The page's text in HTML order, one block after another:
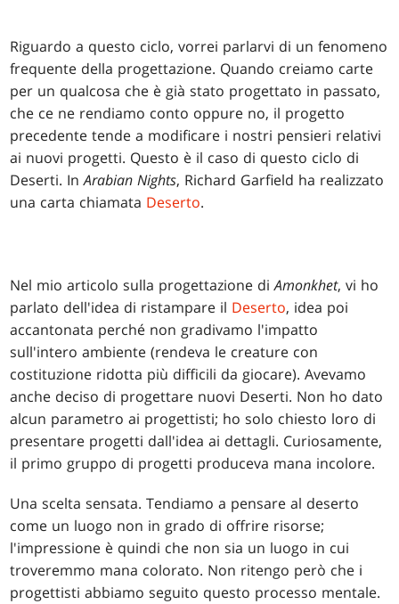
Riguardo a questo ciclo, vorrei parlarvi di un fenomeno
frequente della progettazione. Quando creiamo carte
per un qualcosa che è già stato progettato in passato,
che ce ne rendiamo conto oppure no, il progetto
precedente tende a modificare i nostri pensieri relativi
ai nuovi progetti. Questo è il caso di questo ciclo di
Deserti. InArabian Nights, Richard Garfield ha realizzato
una carta chiamata Deserto.
Nel mio articolo sulla progettazione diAmonkhet, vi ho
parlato dell'idea di ristampare il Deserto, idea poi
accantonata perché non gradivamo l'impatto
sull'intero ambiente (rendeva le creature con
costituzione ridotta più difficili da giocare). Avevamo
anche deciso di progettare nuovi Deserti. Non ho dato
alcun parametro ai progettisti; ho solo chiesto loro di
presentare progetti dall'idea ai dettagli. Curiosamente,
il primo gruppo di progetti produceva mana incolore.
Una scelta sensata. Tendiamo a pensare al deserto
come un luogo non in grado di offrire risorse;
l'impressione è quindi che non sia un luogo in cui
troveremmo mana colorato. Non ritengo però che i
progettisti abbiamo seguito questo processo mentale.